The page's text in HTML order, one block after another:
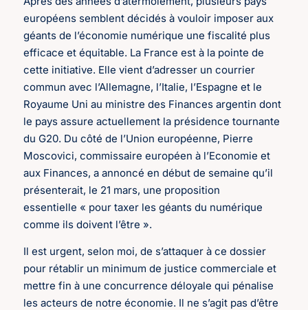
européens semblent décidés à vouloir imposer aux
géants de l’économie numérique une fiscalité plus
efficace et équitable. La France est à la pointe de
cette initiative. Elle vient d’adresser un courrier
commun avec l’Allemagne, l’Italie, l’Espagne et le
Royaume Uni au ministre des Finances argentin dont
le pays assure actuellement la présidence tournante
du G20. Du côté de l’Union européenne, Pierre
Moscovici, commissaire européen à l’Economie et
aux Finances, a annoncé en début de semaine qu’il
présenterait, le 21 mars, une proposition
essentielle « pour taxer les géants du numérique
comme ils doivent l’être ».
Il est urgent, selon moi, de s’attaquer à ce dossier
pour rétablir un minimum de justice commerciale et
mettre fin à une concurrence déloyale qui pénalise
les acteurs de notre économie. Il ne s’agit pas d’être